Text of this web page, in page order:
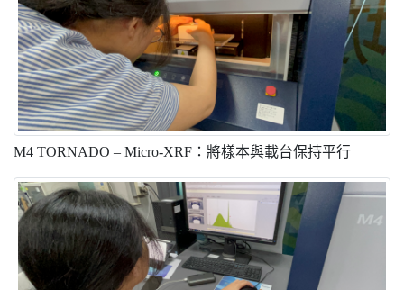
M4 TORNADO – Micro-XRF：將樣本與載台保持平行